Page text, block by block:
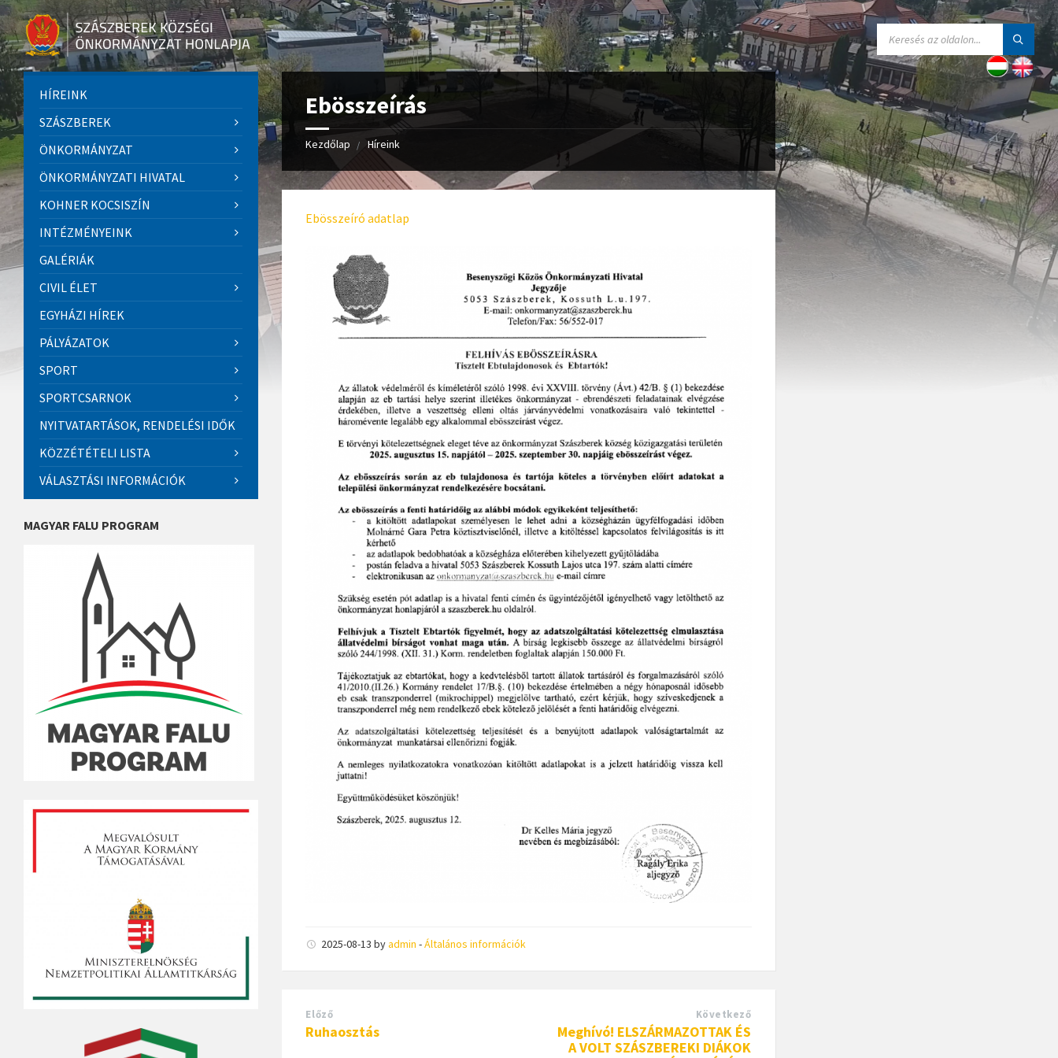
Ebösszeírás
Kezdőlap Híreink
Ebösszeíró adatlap
2025-08-13byadmin -Általános információk
Előző
Ruhaosztás
Következő
Meghívó! ELSZÁRMAZOTTAK ÉS
A VOLT SZÁSZBEREKI DIÁKOK
HÍREINK
SZÁSZBEREK
ÖNKORMÁNYZAT
ÖNKORMÁNYZATI HIVATAL
KOHNER KOCSISZÍN
INTÉZMÉNYEINK
GALÉRIÁK
CIVIL ÉLET
EGYHÁZI HÍREK
PÁLYÁZATOK
SPORT
SPORTCSARNOK
NYITVATARTÁSOK, RENDELÉSI IDŐK
KÖZZÉTÉTELI LISTA
VÁLASZTÁSI INFORMÁCIÓK
MAGYAR FALU PROGRAM